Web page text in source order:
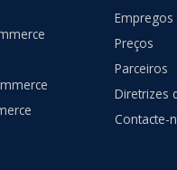
Empregos
Preços
Parceiros
Diretrizes
Contacte-